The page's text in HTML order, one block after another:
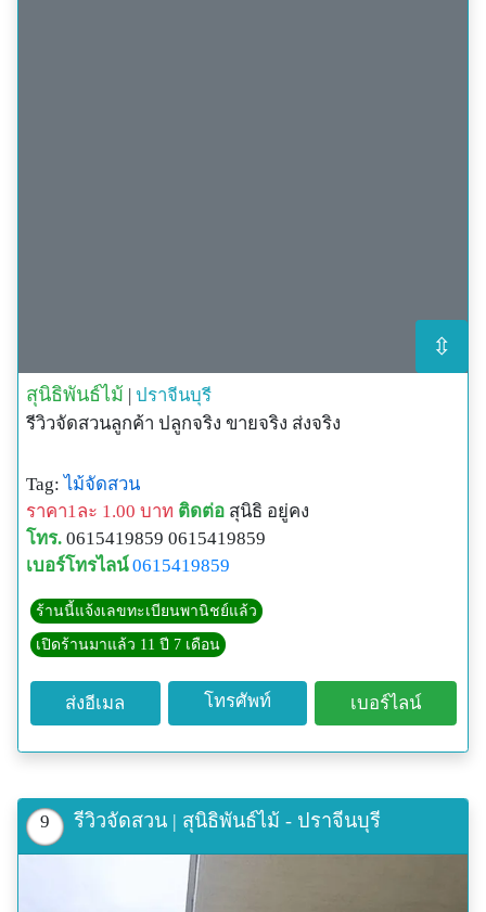
⇳
สุนิธิพันธ์ไม้
ปราจีนบุรี
รีวิวจัดสวนลูกค้า ปลูกจริง ขายจริง ส่งจริง
Tag: ไม้จัดสวน
ราคา1ละ 1.00 บาท ติดต่อ สุนิธิ อยู่คง
โทร. 0615419859 0615419859
เบอร์โทรไลน์ 0615419859
ร้านนี้แจ้งเลขทะเบียนพานิชย์แล้ว
เปิดร้านมาแล้ว 11 ปี 7 เดือน
ส่งอีเมล โทรศัพท์ เบอร์ไลน์
9 รีวิวจัดสวน | สุนิธิพันธ์ไม้ - ปราจีนบุรี